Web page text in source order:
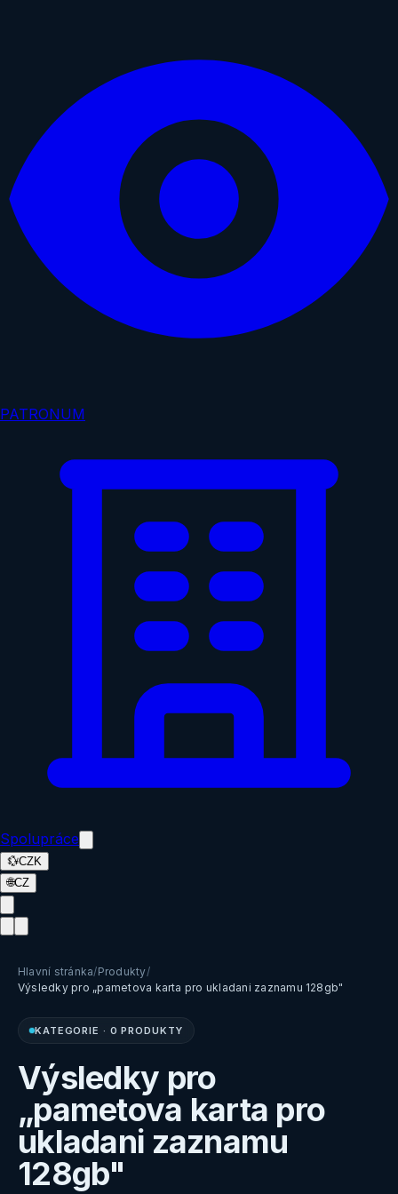
PATRONUM
Spolupráce
💱CZK
🌐CZ
Hlavní stránka/Produkty/
Výsledky pro „pametova karta pro ukladani zaznamu 128gb"
KATEGORIE · 0 PRODUKTY
Výsledky pro
„pametova karta pro
ukladani zaznamu
128gb"